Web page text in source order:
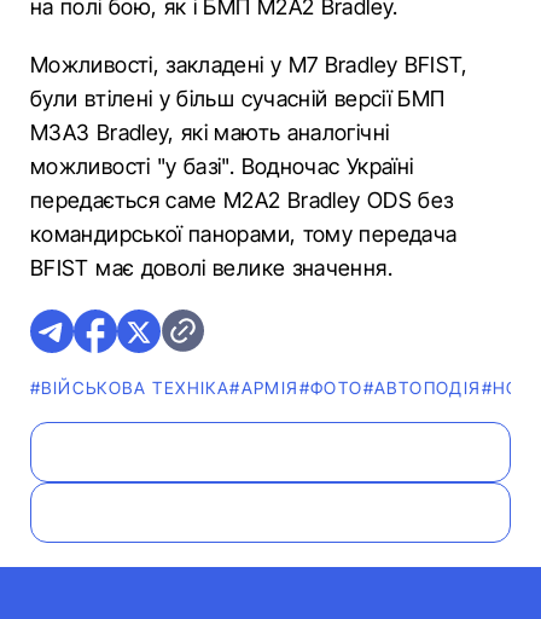
на полі бою, як і БМП M2A2 Bradley.
Можливості, закладені у М7 Bradley BFIST,
були втілені у більш сучасній версії БМП
M3A3 Bradley, які мають аналогічні
можливості "у базі". Водночас Україні
передається саме M2A2 Bradley ODS без
командирської панорами, тому передача
BFIST має доволі велике значення.
#ВІЙСЬКОВА ТЕХНІКА#АРМІЯ#ФОТО#АВТОПОДІЯ